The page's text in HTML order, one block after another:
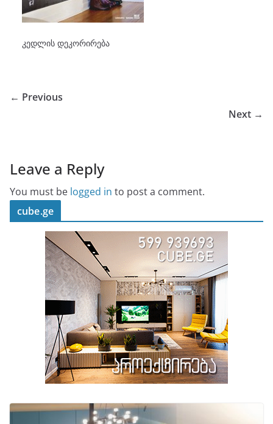
კედლის დეკორირება
← Previous
Next →
Leave a Reply
You must be logged in to post a comment.
cube.ge